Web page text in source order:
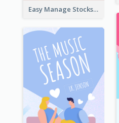
Easy Manage Stocks Book Cover Design